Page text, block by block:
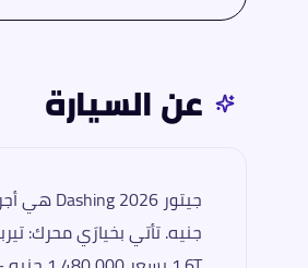
عن السيارة